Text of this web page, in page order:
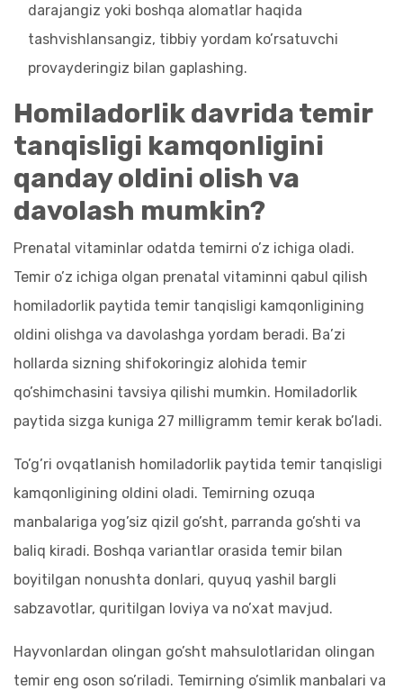
darajangiz yoki boshqa alomatlar haqida
tashvishlansangiz, tibbiy yordam ko’rsatuvchi
provayderingiz bilan gaplashing.
Homiladorlik davrida temir
tanqisligi kamqonligini
qanday oldini olish va
davolash mumkin?
Prenatal vitaminlar odatda temirni o’z ichiga oladi.
Temir o’z ichiga olgan prenatal vitaminni qabul qilish
homiladorlik paytida temir tanqisligi kamqonligining
oldini olishga va davolashga yordam beradi. Ba’zi
hollarda sizning shifokoringiz alohida temir
qo’shimchasini tavsiya qilishi mumkin. Homiladorlik
paytida sizga kuniga 27 milligramm temir kerak bo’ladi.
To’g’ri ovqatlanish homiladorlik paytida temir tanqisligi
kamqonligining oldini oladi. Temirning ozuqa
manbalariga yog’siz qizil go’sht, parranda go’shti va
baliq kiradi. Boshqa variantlar orasida temir bilan
boyitilgan nonushta donlari, quyuq yashil bargli
sabzavotlar, quritilgan loviya va no’xat mavjud.
Hayvonlardan olingan go’sht mahsulotlaridan olingan
temir eng oson so’riladi. Temirning o’simlik manbalari va